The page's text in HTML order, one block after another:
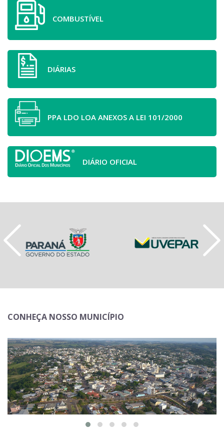
COMBUSTÍVEL
DIÁRIAS
PPA LDO LOA ANEXOS A LEI 101/2000
DIÁRIO OFICIAL
CONHEÇA NOSSO MUNICÍPIO